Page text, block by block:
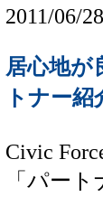
2011/06/28
居心地
トナー紹
Civic
「パー